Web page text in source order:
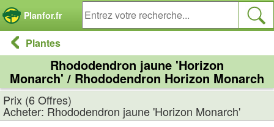
Planfor.fr
Plantes
Rhododendron jaune 'Horizon
Monarch' / Rhododendron Horizon Monarch
Prix (6 Offres)
Acheter: Rhododendron jaune 'Horizon Monarch'
Panneau de gestion des cookies